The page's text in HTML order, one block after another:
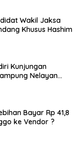
Wakil Jaksa
Khusus Hashim
Kunjungan
Nelayan
Bayar Rp 41,8
ke Vendor ?